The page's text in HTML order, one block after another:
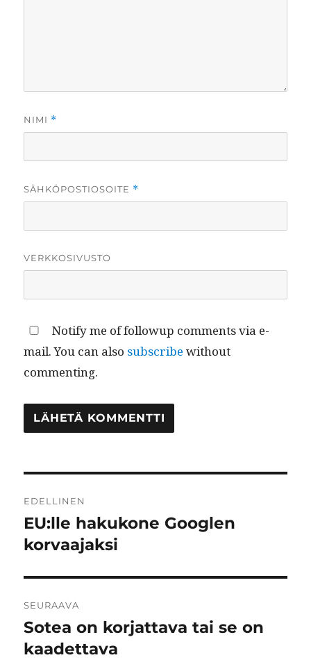
NIMI *
SÄHKÖPOSTIOSOITE *
VERKKOSIVUSTO
Notify me of followup comments via e-
mail. You can also subscribe without
commenting.
selaus
EDELLINEN
Edellinen
artikkeli:
EU:lle hakukone Googlen
korvaajaksi
SEURAAVA
Seuraava
artikkeli:
Sotea on korjattava tai se on
kaadettava